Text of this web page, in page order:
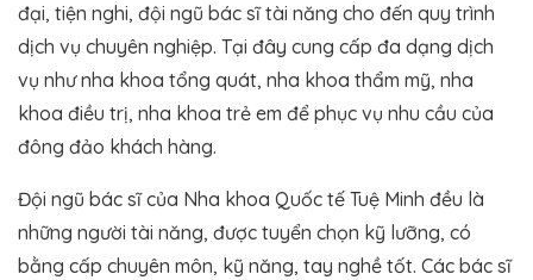
đại, tiện nghi, đội ngũ bác sĩ tài năng cho đến quy trình
dịch vụ chuyên nghiệp. Tại đây cung cấp đa dạng dịch
vụ như nha khoa tổng quát, nha khoa thẩm mỹ, nha
khoa điều trị, nha khoa trẻ em để phục vụ nhu cầu của
đông đảo khách hàng.
Đội ngũ bác sĩ của Nha khoa Quốc tế Tuệ Minh đều là
những người tài năng, được tuyển chọn kỹ lưỡng, có
bằng cấp chuyên môn, kỹ năng, tay nghề tốt. Các bác sĩ